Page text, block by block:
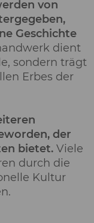
von
Geschichte
dient
sondern trägt
Erbes der
der
bietet. Viele
durch die
Kultur